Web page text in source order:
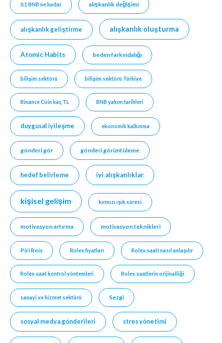
0.1 BNB ne kadar alışkanlık değişimi
alışkanlık geliştirme alışkanlık oluşturma
Atomic Habits beden farkındalığı
bilişim sektörü bilişim sektörü Türkiye
Binance Coin kaç TL BNB yakım tarihleri
duygusal iyileşme ekonomik kalkınma
gönderi gör gönderi görüntüleme
hedef belirleme iyi alışkanlıklar
kişisel gelişim kırmızı ışık süresi
motivasyon artırma motivasyon teknikleri
Piri Reis Rolex fiyatları Rolex saati nasıl anlaşılır
Rolex saat kontrol yöntemleri Rolex saatlerin orijinalliği
sanayi ve hizmet sektörü Sezgi
sosyal medya gönderileri stres yönetimi